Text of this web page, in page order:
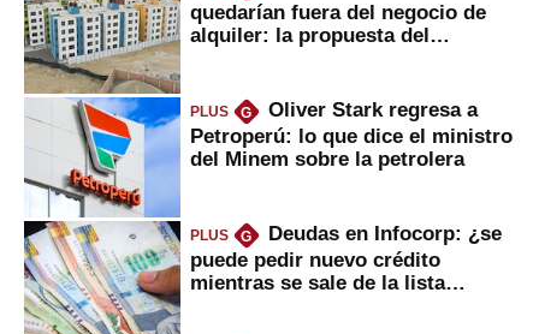
quedarían fuera del negocio de
alquiler: la propuesta del
PLUS G
Oliver Stark regresa a
Petroperú: lo que dice el ministro
del Minem sobre la petrolera
PLUS G
Deudas en Infocorp: ¿se
puede pedir nuevo crédito
mientras se sale de la lista